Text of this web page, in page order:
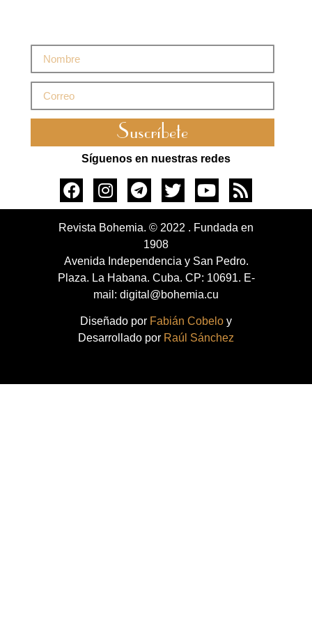
Suscríbete
Síguenos en nuestras redes
Revista Bohemia. © 2022 . Fundada en
1908
Avenida Independencia y San Pedro.
Plaza. La Habana. Cuba. CP: 10691. E-
mail: digital@bohemia.cu
Diseñado por Fabián Cobelo y
Desarrollado por Raúl Sánchez